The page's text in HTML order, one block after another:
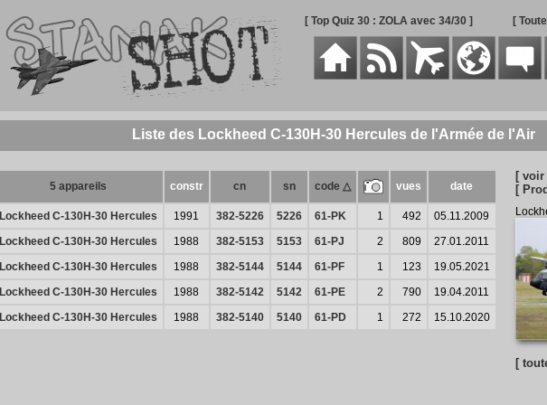
[ Top Quiz 30 : ZOLA avec 34/30 ] [
Liste des Lockheed C-130H-30 Hercules de l'Armée de l'Air
5 appareils constr cn sn code △ vues date
Lockheed C-130H-30 Hercules 1991 382-5226 5226 61-PK 1 492
05.11.2009
Lockheed C-130H-30 Hercules
1988 382-5153 5153 61-PJ 2 809
27.01.2011
Lockheed C-130H-30 Hercules
1988 382-5144 5144 61-PF 1 123
19.05.2021
Lockheed C-130H-30 Hercules
1988 382-5142 5142 61-PE 2 790
19.04.2011
Lockheed C-130H-30 Hercules
1988 382-5140 5140 61-PD 1 272 15.10.2020
[
[
[